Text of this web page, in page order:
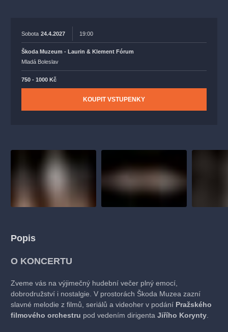
Sobota 24.4.2027 19:00
Škoda Muzeum - Laurin & Klement Fórum
Mladá Boleslav
750 - 1000 Kč
KOUPIT VSTUPENKY
Popis
O KONCERTU
Zveme vás na výjimečný hudební večer plný emocí,
dobrodružství i nostalgie. V prostorách Škoda Muzea zazní
slavné melodie z filmů, seriálů a videoher v podání Pražského
filmového orchestru pod vedením dirigenta Jiřího Korynty.